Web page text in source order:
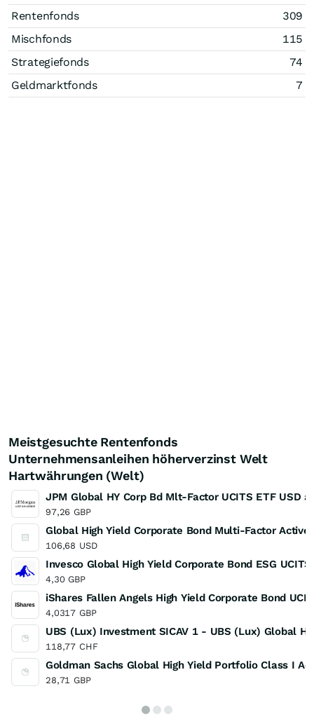
Rentenfonds
309
Mischfonds
115
Strategiefonds
74
Geldmarktfonds
7
Meistgesuchte Rentenfonds
Unternehmensanleihen höherverzinst Welt
Hartwährungen (Welt)
JPM Global HY Corp Bd Mlt-Factor UCITS ETF USD
97,26 GBP
Global High Yield Corporate Bond Multi-Factor Active
106,68 USD
Invesco Global High Yield Corporate Bond ESG
4,30 GBP
iShares Fallen Angels High Yield Corporate Bond
4,0317 GBP
UBS (Lux) Investment SICAV 1 - UBS (Lux) Global
118,77 CHF
Goldman Sachs Global High Yield Portfolio Class I
28,71 GBP